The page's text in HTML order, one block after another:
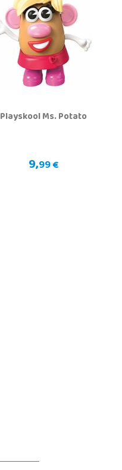
Playskool Ms. Potato
9,99 €